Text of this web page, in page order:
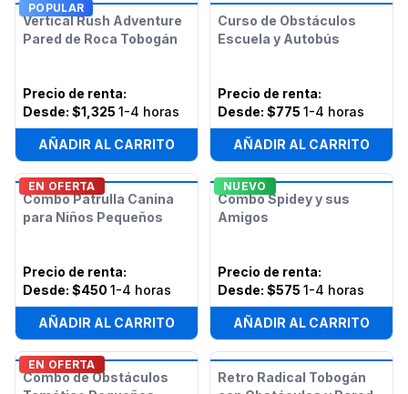
POPULAR
Vertical Rush Adventure
Pared de Roca Tobogán
Precio de renta:
Desde: $1,325 1-4 horas
AÑADIR AL CARRITO
Curso de Obstáculos
Escuela y Autobús
Precio de renta:
Desde: $775 1-4 horas
AÑADIR AL CARRITO
EN OFERTA
Combo Patrulla Canina
para Niños Pequeños
Precio de renta:
Desde: $450 1-4 horas
AÑADIR AL CARRITO
NUEVO
Combo Spidey y sus
Amigos
Precio de renta:
Desde: $575 1-4 horas
AÑADIR AL CARRITO
EN OFERTA
Combo de Obstáculos
Retro Radical Tobogán